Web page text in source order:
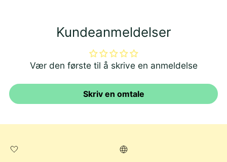
Kundeanmeldelser
Vær den første til å skrive en anmeldelse
Skriv en omtale